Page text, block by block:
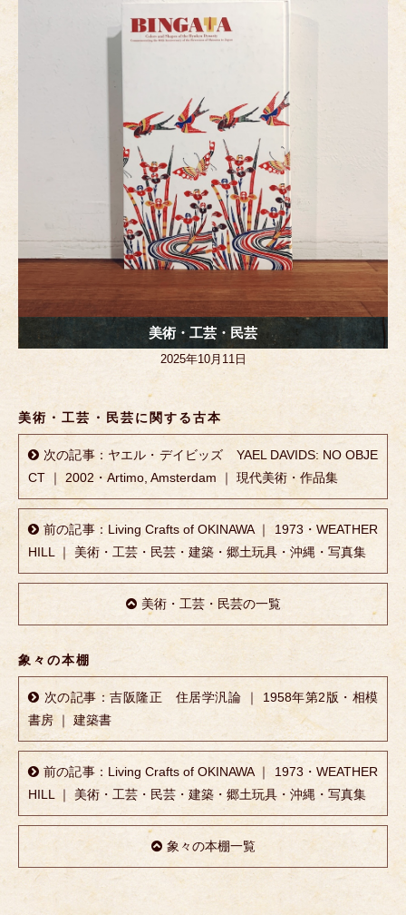
o
er
美術・工芸・民芸
2025年10月11日
美術・工芸・民芸に関する古本
次の記事：ヤエル・デイビッズ YAEL DAVIDS: NO OBJE
CT ｜ 2002・Artimo, Amsterdam ｜ 現代美術・作品集
前の記事：Living Crafts of OKINAWA ｜ 1973・WEATHER
HILL ｜ 美術・工芸・民芸・建築・郷土玩具・沖縄・写真集
美術・工芸・民芸の一覧
象々の本棚
次の記事：吉阪隆正 住居学汎論 ｜ 1958年第2版・相模
書房 ｜ 建築書
前の記事：Living Crafts of OKINAWA ｜ 1973・WEATHER
HILL ｜ 美術・工芸・民芸・建築・郷土玩具・沖縄・写真集
象々の本棚一覧